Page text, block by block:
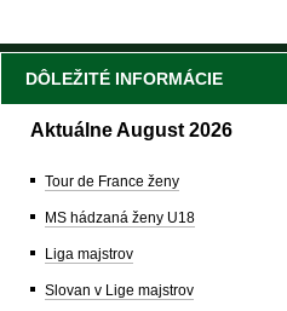
DÔLEŽITÉ INFORMÁCIE
Aktuálne August 2026
Tour de France ženy
MS hádzaná ženy U18
Liga majstrov
Slovan v Lige majstrov